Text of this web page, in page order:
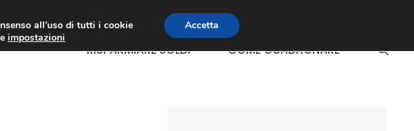
RISPARMIARE SOLDI COME GUADAGNARE
all’uso di tutti i cookie
impostazioni
Accetta